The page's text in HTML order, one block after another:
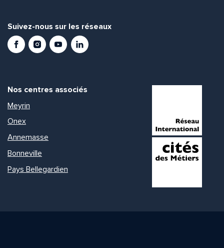
Suivez-nous sur les réseaux
FacebookInstagramYoutubeLinkedIn
Nos centres associés
Meyrin
Onex
Annemasse
Bonneville
Pays Bellegardien